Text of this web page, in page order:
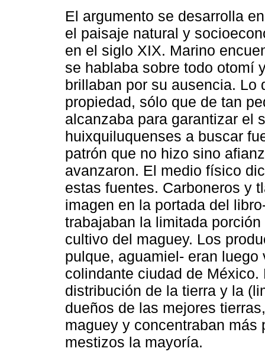
El argumento se desarrolla
el paisaje natural y
en el siglo XIX. Marino
se hablaba sobre todo otomí
brillaban por su ausencia. Lo
propiedad, sólo que de tan
alcanzaba para garantizar el
huixquiluquenses a buscar
patrón que no hizo sino
avanzaron. El medio físico
estas fuentes. Carboneros y
imagen en la portada del
trabajaban la limitada
cultivo del maguey. Los
pulque, aguamiel- eran
colindante ciudad de
distribución de la tierra y la
dueños de las mejores
maguey y concentraban más
mestizos la mayoría.